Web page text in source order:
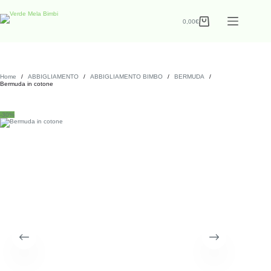
0,00€
Home / ABBIGLIAMENTO / ABBIGLIAMENTO BIMBO / BERMUDA
/
Bermuda in cotone
-30%